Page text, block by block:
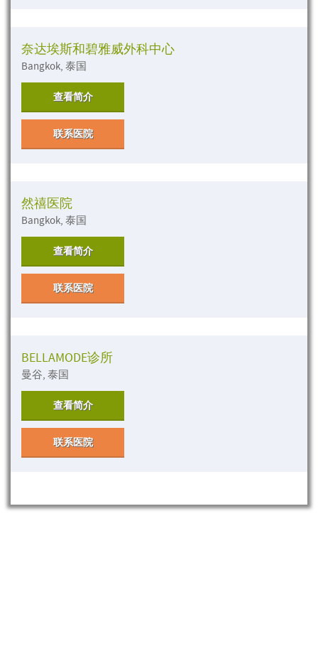
奈达埃斯和碧雅威外科中心
Bangkok, 泰国
查看简介
联系医院
然禧医院
Bangkok, 泰国
查看简介
联系医院
BELLAMODE诊所
曼谷, 泰国
查看简介
联系医院